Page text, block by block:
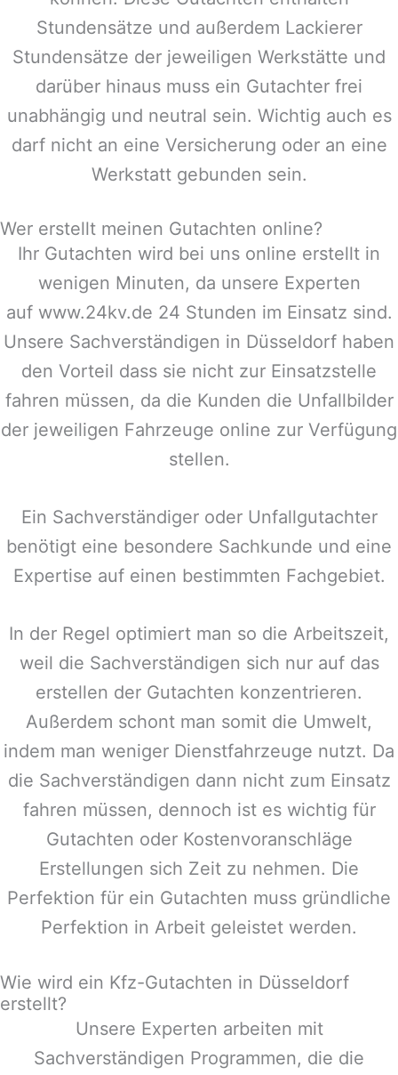
Stundensätze und außerdem Lackierer
Stundensätze der jeweiligen Werkstätte und
darüber hinaus muss ein Gutachter frei
unabhängig und neutral sein. Wichtig auch es
darf nicht an eine Versicherung oder an eine
Werkstatt gebunden sein.
Wer erstellt meinen Gutachten online?
Ihr Gutachten wird bei uns online erstellt in
wenigen Minuten, da unsere Experten
auf www.24kv.de 24 Stunden im Einsatz sind.
Unsere Sachverständigen in Düsseldorf haben
den Vorteil dass sie nicht zur Einsatzstelle
fahren müssen, da die Kunden die Unfallbilder
der jeweiligen Fahrzeuge online zur Verfügung
stellen.
Ein Sachverständiger oder Unfallgutachter
benötigt eine besondere Sachkunde und eine
Expertise auf einen bestimmten Fachgebiet.
In der Regel optimiert man so die Arbeitszeit,
weil die Sachverständigen sich nur auf das
erstellen der Gutachten konzentrieren.
Außerdem schont man somit die Umwelt,
indem man weniger Dienstfahrzeuge nutzt. Da
die Sachverständigen dann nicht zum Einsatz
fahren müssen, dennoch ist es wichtig für
Gutachten oder Kostenvoranschläge
Erstellungen sich Zeit zu nehmen. Die
Perfektion für ein Gutachten muss gründliche
Perfektion in Arbeit geleistet werden.
Wie wird ein Kfz-Gutachten in Düsseldorf
erstellt?
Unsere Experten arbeiten mit
Sachverständigen Programmen, die die